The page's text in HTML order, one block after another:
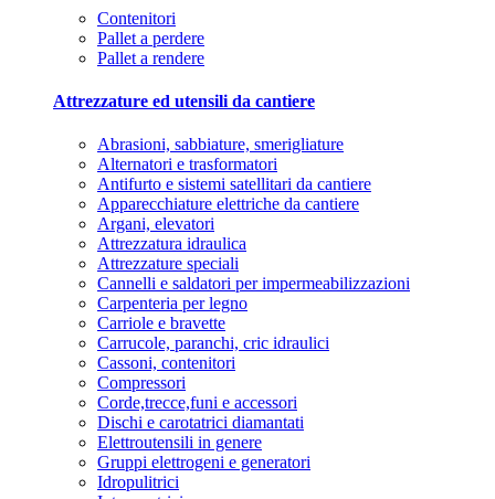
Contenitori
Pallet a perdere
Pallet a rendere
Attrezzature ed utensili da cantiere
Abrasioni, sabbiature, smerigliature
Alternatori e trasformatori
Antifurto e sistemi satellitari da cantiere
Apparecchiature elettriche da cantiere
Argani, elevatori
Attrezzatura idraulica
Attrezzature speciali
Cannelli e saldatori per impermeabilizzazioni
Carpenteria per legno
Carriole e bravette
Carrucole, paranchi, cric idraulici
Cassoni, contenitori
Compressori
Corde,trecce,funi e accessori
Dischi e carotatrici diamantati
Elettroutensili in genere
Gruppi elettrogeni e generatori
Idropulitrici